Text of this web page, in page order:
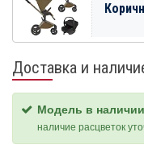
Доставка и
Модель в наличии
наличие расцветок